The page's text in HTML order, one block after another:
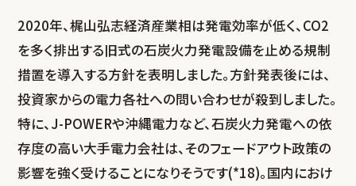
2020年、梶山弘志経済産業相は発電効率が低く、CO2
を多く排出する旧式の石炭火力発電設備を止める規制
措置を導入する方針を表明しました。方針発表後には、
投資家からの電力各社への問い合わせが殺到しました。
特に、J-POWERや沖縄電力など、石炭火力発電への依
存度の高い大手電力会社は、そのフェードアウト政策の
影響を強く受けることになりそうです(*18)。国内におけ